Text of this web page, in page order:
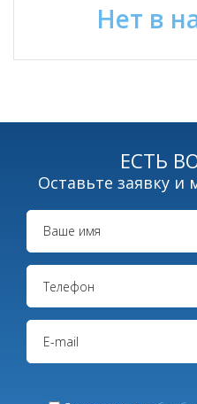
Нет в
ЕСТЬ
Оставьте заявку